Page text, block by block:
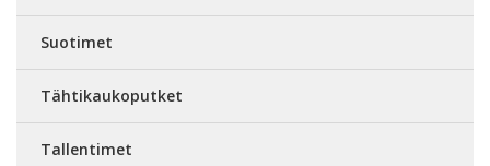
Suotimet
Tähtikaukoputket
Tallentimet